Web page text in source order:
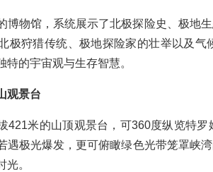
博物馆，系统展示了北极探险史、极地
极狩猎传统、极地探险家的壮举以及
特的宇宙观与生存智慧。
观景台
421米的山顶观景台，可360度纵览特
遇极光爆发，更可俯瞰绿色光带笼罩峡
。